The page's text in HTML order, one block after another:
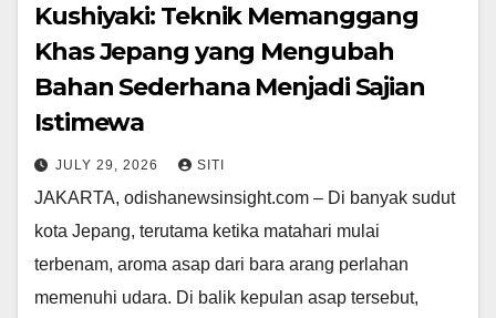
Kushiyaki: Teknik Memanggang
Khas Jepang yang Mengubah
Bahan Sederhana Menjadi Sajian
Istimewa
JULY 29, 2026 SITI
JAKARTA, odishanewsinsight.com – Di banyak sudut
kota Jepang, terutama ketika matahari mulai
terbenam, aroma asap dari bara arang perlahan
memenuhi udara. Di balik kepulan asap tersebut,